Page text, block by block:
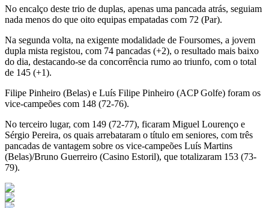
No encalço deste trio de duplas, apenas uma pancada atrás, seguiam
nada menos do que oito equipas empatadas com 72 (Par).
Na segunda volta, na exigente modalidade de Foursomes, a jovem
dupla mista registou, com 74 pancadas (+2), o resultado mais baixo
do dia, destacando-se da concorrência rumo ao triunfo, com o total
de 145 (+1).
Filipe Pinheiro (Belas) e Luís Filipe Pinheiro (ACP Golfe) foram os
vice-campeões com 148 (72-76).
No terceiro lugar, com 149 (72-77), ficaram Miguel Lourenço e
Sérgio Pereira, os quais arrebataram o título em seniores, com três
pancadas de vantagem sobre os vice-campeões Luís Martins
(Belas)/Bruno Guerreiro (Casino Estoril), que totalizaram 153 (73-
79).